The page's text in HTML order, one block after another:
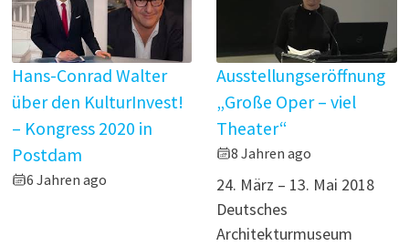
Hans-Conrad Walter
über den KulturInvest!
– Kongress 2020 in
Postdam
6 Jahren ago
Ausstellungseröffnung
„Große Oper – viel
Theater“
8 Jahren ago
24. März – 13. Mai 2018
Deutsches
Architekturmuseum